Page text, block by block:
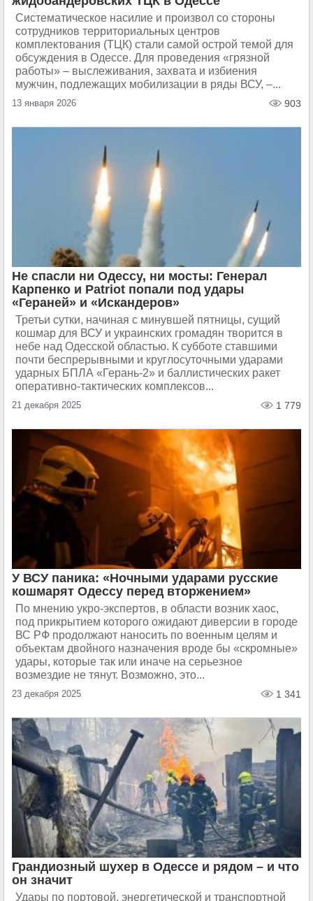
Систематическое насилие и произвол со стороны
сотрудников территориальных центров
комплектования (ТЦК) стали самой острой темой для
обсуждения в Одессе. Для проведения «грязной
работы» – выслеживания, захвата и избиения
мужчин, подлежащих мобилизации в ряды ВСУ, –...
13 января 2026 903
Не спасли ни Одессу, ни мосты: Генерал
Карпенко и Patriot попали под удары
«Гераней» и «Искандеров»
Третьи сутки, начиная с минувшей пятницы, сущий
кошмар для ВСУ и украинских громадян творится в
небе над Одесской областью. К субботе ставшими
почти беспрерывными и круглосуточными ударами
ударных БПЛА «Герань-2» и баллистических ракет
оперативно-тактических комплексов...
21 декабря 2025 1 779
У ВСУ паника: «Ночными ударами русские
кошмарят Одессу перед вторжением»
По мнению укро-экспертов, в области возник хаос,
под прикрытием которого ожидают диверсии в городе
ВС РФ продолжают наносить по военным целям и
объектам двойного назначения вроде бы «скромные»
удары, которые так или иначе на серьезное
возмездие не тянут. Возможно, это...
23 декабря 2025 1 341
Грандиозный шухер в Одессе и рядом – и что
он значит
Удары по портовой, энергетической и транспортной